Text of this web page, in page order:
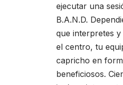
ejecutar una
B.A.N.D.
que interpretes
el centro, tu
capricho en
beneficiosos.